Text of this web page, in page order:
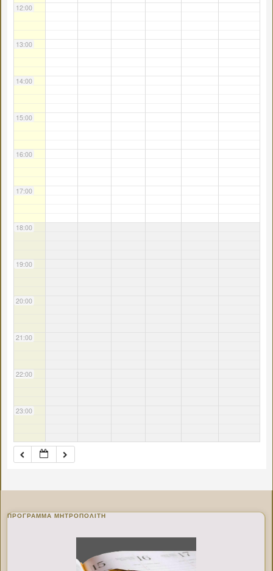
12:00
13:00
14:00
15:00
16:00
17:00
18:00
19:00
20:00
21:00
22:00
23:00
ΠΡΌΓΡΑΜΜΑ ΜΗΤΡΟΠΟΛΊΤΗ